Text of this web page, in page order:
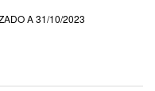
A 31/10/2023